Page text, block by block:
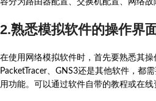
容分为路由器配置、交换机配置、网络故
2.熟悉模拟软件的操作界
在使用网络模拟软件时，首先要熟悉其
PacketTracer、GNS3还是其他软件，都
用功能。可以通过软件自带的教程或在线